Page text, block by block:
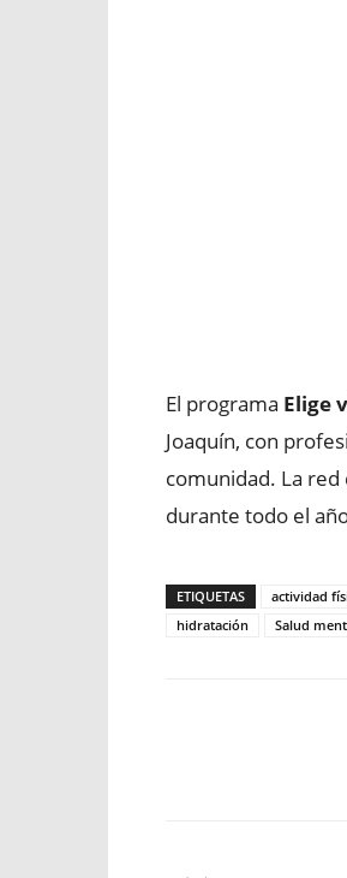
El programa Elige
Joaquín, con
comunidad. La
durante todo el
ETIQUETAS actividad
hidratación
Salud